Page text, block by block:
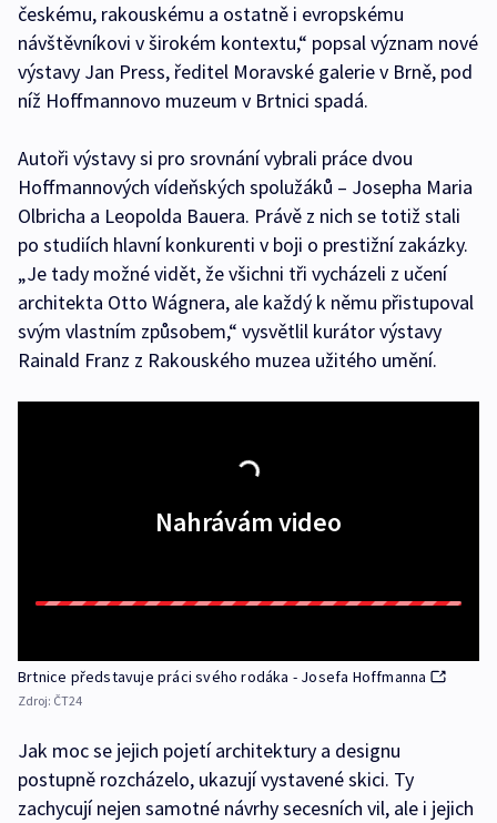
českému, rakouskému a ostatně i evropskému
návštěvníkovi v širokém kontextu,“ popsal význam nové
výstavy Jan Press, ředitel Moravské galerie v Brně, pod
níž Hoffmannovo muzeum v Brtnici spadá.
Autoři výstavy si pro srovnání vybrali práce dvou
Hoffmannových vídeňských spolužáků – Josepha Maria
Olbricha a Leopolda Bauera. Právě z nich se totiž stali
po studiích hlavní konkurenti v boji o prestižní zakázky.
„Je tady možné vidět, že všichni tři vycházeli z učení
architekta Otto Wágnera, ale každý k němu přistupoval
svým vlastním způsobem,“ vysvětlil kurátor výstavy
Rainald Franz z Rakouského muzea užitého umění.
Nahrávám video
Brtnice představuje práci svého rodáka - Josefa Hoffmanna
Zdroj: ČT24
Jak moc se jejich pojetí architektury a designu
postupně rozcházelo, ukazují vystavené skici. Ty
zachycují nejen samotné návrhy secesních vil, ale i jejich